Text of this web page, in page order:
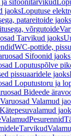
sifoonitarvikud
jaoksLoputuse
patareitoide jaoks
võrgutoide
Tarvikud jaoks
WC-pottide,
Sifoonid jaoks
Loputuspõlve
pissuaaridele jaoks
Loputustoru ja
Bideede
Varuosad Valamud
ValamudPesurennid
Tarvikud